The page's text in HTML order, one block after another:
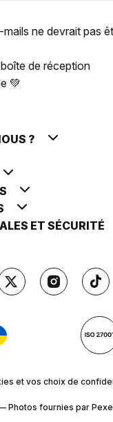
mails ne devrait pas
de réception
💚
?
ET SÉCURITÉ
et vos choix de
Photos fournies par